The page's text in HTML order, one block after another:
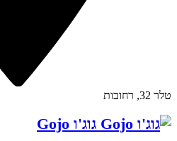
טלר 32, רחובות
גוג'ו Gojo